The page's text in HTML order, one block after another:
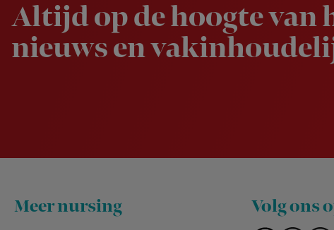
Altijd op de hoogte van
nieuws en
Footer
Meer nursing Volg ons